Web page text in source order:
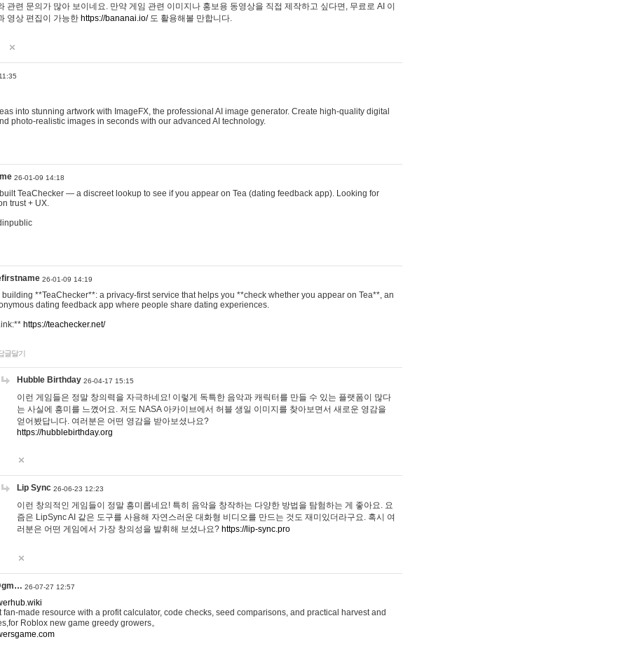
관련 문의가 많아 보이네요. 만약 게임 관련 이미지나 홍보용 동영상을 직접 제작하고 싶다면, 무료로 AI 이
영상 편집이 가능한 https://bananai.io/도 활용해볼 만합니다.
into stunning artwork with ImageFX, the professional AI image generator. Create high-quality digital
photo-realistic images in seconds with our advanced AI technology.
26-01-09 14:18
TeaChecker — a discreet lookup to see if you appear on Tea (dating feedback app). Looking for
trust + UX.
26-01-09 14:19
building **TeaChecker**: a privacy-first service that helps you **check whether you appear on Tea**, an
dating feedback app where people share dating experiences.
https://teachecker.net/
글달기
Hubble Birthday 26-04-17 15:15
이런 게임들은 정말 창의력을 자극하네요! 이렇게 독특한 음악과 캐릭터를 만들 수 있는 플랫폼이 많다
는 사실에 흥미를 느꼈어요. 저도 NASA 아카이브에서 허블 생일 이미지를 찾아보면서 새로운 영감을
얻어봤답니다. 여러분은 어떤 영감을 받아보셨나요?
https://hubblebirthday.org
Lip Sync 26-06-23 12:23
이런 창의적인 게임들이 정말 흥미롭네요! 특히 음악을 창작하는 다양한 방법을 탐험하는 게 좋아요. 요
즘은 LipSync AI 같은 도구를 사용해 자연스러운 대화형 비디오를 만드는 것도 재미있더라구요. 혹시 여
러분은 어떤 게임에서 가장 창의성을 발휘해 보셨나요? https://lip-sync.pro
26-07-27 12:57
made resource with a profit calculator, code checks, seed comparisons, and practical harvest and
Roblox new game greedy growers。